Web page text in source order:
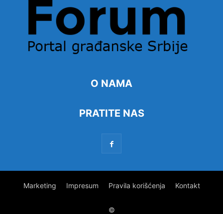
O NAMA
PRATITE NAS
Marketing Impresum Pravila korišćenja Kontakt
©